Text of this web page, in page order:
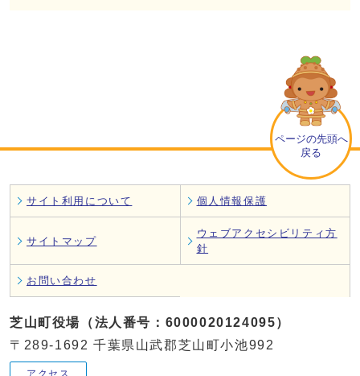
ページの先頭へ
戻る
サイト利用について 個人情報保護
サイトマップ
ウェブアクセシビリティ方
針
お問い合わせ
芝山町役場（法人番号：6000020124095）
〒289-1692 千葉県山武郡芝山町小池992
アクセス